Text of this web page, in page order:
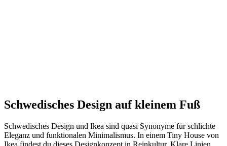
Schwedisches Design auf kleinem Fuß
Schwedisches Design und Ikea sind quasi Synonyme für schlichte
Eleganz und funktionalen Minimalismus. In einem Tiny House von
Ikea findest du dieses Designkonzept in Reinkultur. Klare Linien,